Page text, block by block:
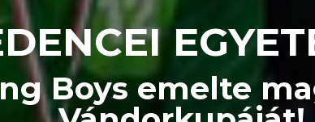
Boys emelte